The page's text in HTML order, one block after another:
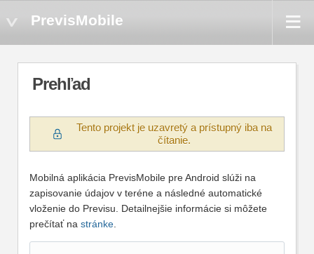
PrevisMobile
Prehľad
Tento projekt je uzavretý a prístupný iba na
čítanie.
Mobilná aplikácia PrevisMobile pre Android slúži na
zapisovanie údajov v teréne a následné automatické
vloženie do Previsu. Detailnejšie informácie si môžete
prečítať na stránke